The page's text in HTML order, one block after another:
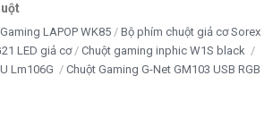
LAPOP WK85
Bộ phím chuột giả cơ Sorex
LED giả cơ
Chuột gaming inphic W1S black
Lm106G
Chuột Gaming G-Net GM103 USB RGB